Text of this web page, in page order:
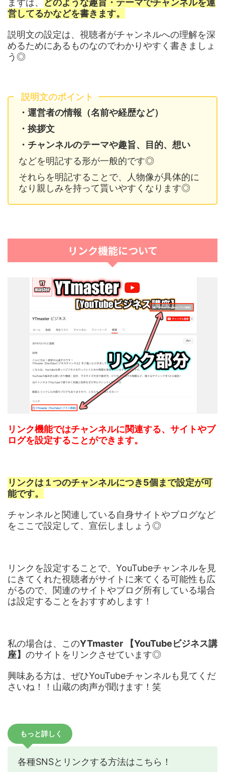
まずは、
どのような趣旨・テーマでチャンネルを運
営してるかなどを書きます。
説明文の設定は、視聴者がチャンネルへの理解を深
めるためにあるものなのでわかりやすく書きましょ
う◎
説明文のポイント
・運営者の情報（名前や経歴など）
・挨拶文
・チャンネルのテーマや趣旨、目的、想い
などを明記する形が一般的です◎
それらを明記することで、人物像が具体的に
なり親しみを持って貰いやすくなります◎
リンク機能について
リンク機能ではチャンネルに関連する、サイトやブ
ログを設定することができます。
リンクは１つのチャンネルにつき5個まで設定が可
能です。
チャンネルと関連している自身サイトやブログなど
をここで設定して、宣伝しましょう◎
リンクを設定することで、YouTubeチャンネルを見
にきてくれた視聴者がサイトに来てくる可能性も広
がるので、関連のサイトやブログ所有している場合
は設定することをおすすめします！
私の場合は、このYTmaster 【YouTubeビジネス講
座】 のサイトをリンクさせています◎
興味ある方は、ぜひYouTubeチャンネルも見てくだ
さいね！！山蔵の肉声が聞けます！笑
もっと詳しく
各種SNSとリンクする方法はこちら！